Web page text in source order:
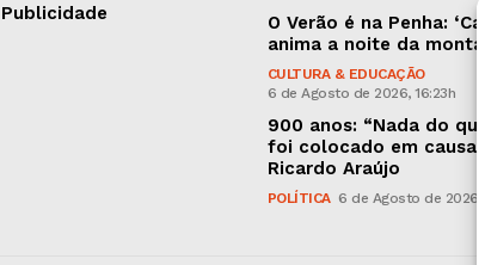
Publicidade
O Verão é na Penha:
anima a noite da
CULTURA & EDUCAÇÃO
6 de Agosto de 2026, 16:23h
900 anos: “Nada do
foi colocado em
Ricardo Araújo
POLÍTICA 6 de Agosto de 2026,